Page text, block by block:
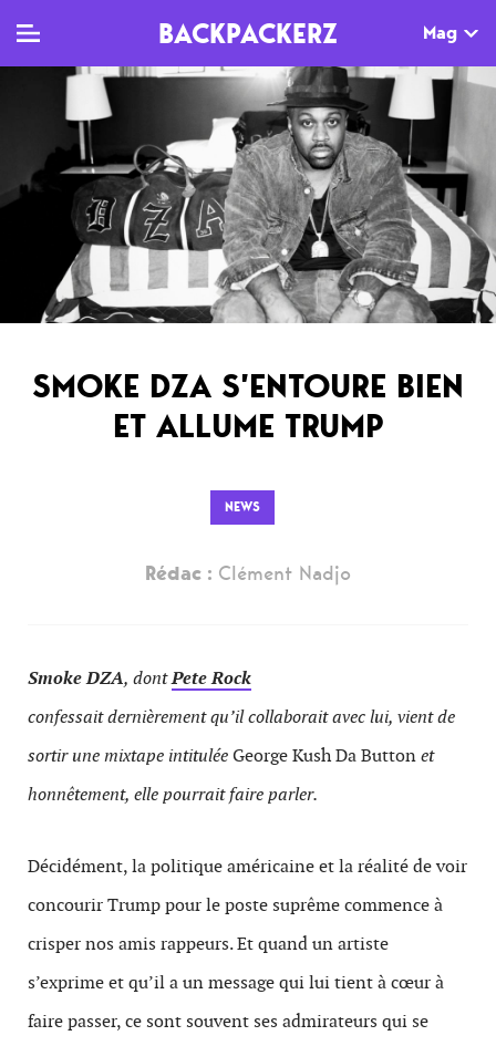
BACKPACKERZ Mag
TV
Clips
Live
Documentaires
MAG
Dossiers
Tops
Interviews
Sorties
AGENDA
Paris
Festivals
SMOKE DZA S’ENTOURE BIEN
ET ALLUME TRUMP
NEWS
Rédac : Clément Nadjo
Smoke DZA, dontPete Rock
confessait dernièrement qu’il collaborait avec lui, vient de
sortir une mixtape intituléeGeorge Kush Da Buttonet
honnêtement, elle pourrait faire parler.
Décidément, la politique américaine et la réalité de voir
concourir Trump pour le poste suprême commence à
crisper nos amis rappeurs. Et quand un artiste
s’exprime et qu’il a un message qui lui tient à cœur à
faire passer, ce sont souvent ses admirateurs qui se